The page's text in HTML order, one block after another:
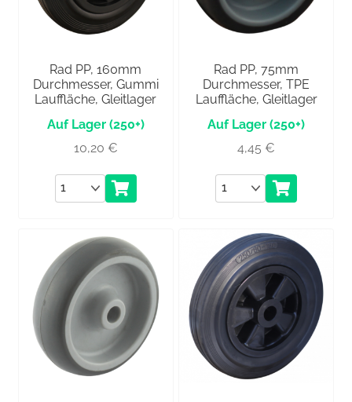
Rad PP, 160mm
Durchmesser, Gummi
Lauffläche, Gleitlager
(250+)
10,20 €
Anzahl
Rad PP, 75mm
Durchmesser, TPE
Lauffläche, Gleitlager
(250+)
4,45€
Anzahl